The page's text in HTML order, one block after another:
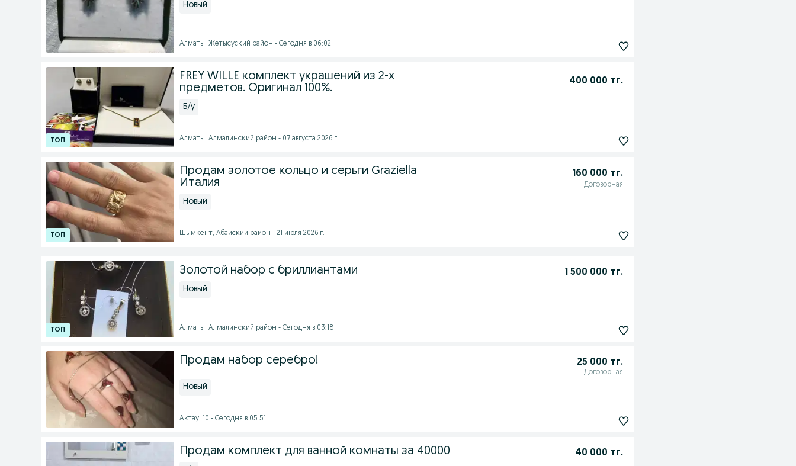
Новый
Алматы, Жетысуский район - Сегодня в 06:02
FREY WILLE комплект украшений из 2-х
предметов. Оригинал 100%.
400 000 тг.
Б/у
Алматы, Алмалинский район - 07 августа 2026 г.
Продам золотое кольцо и серьги Graziella
Италия
160 000 тг.
Договорная
Новый
Шымкент, Абайский район - 21 июля 2026 г.
Золотой набор с бриллиантами 1 500 000 тг.
Новый
Алматы, Алмалинский район - Сегодня в 03:18
Продам набор серебро! 25 000 тг.
Договорная
Новый
Актау, 10 - Сегодня в 05:51
Продам комплект для ванной комнаты за 40000 40 000 тг.